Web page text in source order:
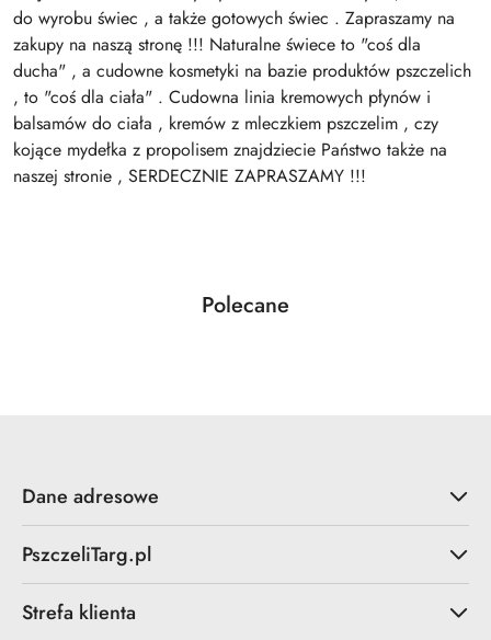
do wyrobu świec , a także gotowych świec . Zapraszamy na
zakupy na naszą stronę !!! Naturalne świece to "coś dla
ducha" , a cudowne kosmetyki na bazie produktów pszczelich
, to "coś dla ciała" . Cudowna linia kremowych płynów i
balsamów do ciała , kremów z mleczkiem pszczelim , czy
kojące mydełka z propolisem znajdziecie Państwo także na
naszej stronie , SERDECZNIE ZAPRASZAMY !!!
Pomiń karuzelę produktów
Produkty
Polecane
Dane adresowe
PszczeliTarg.pl
Strefa klienta